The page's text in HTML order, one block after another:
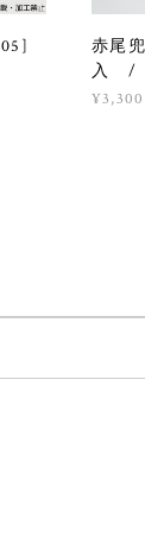
赤尾
入 /
¥3,300